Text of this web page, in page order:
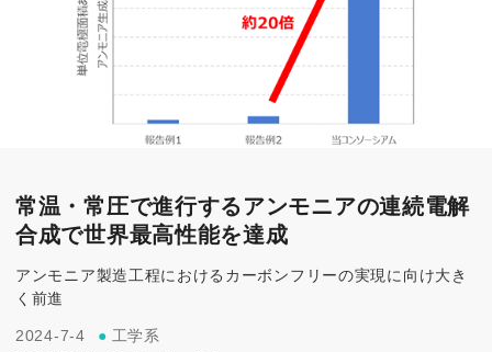
常温・常圧で進行するアンモニアの連続電解
合成で世界最高性能を達成
アンモニア製造工程におけるカーボンフリーの実現に向け大き
く前進
2024-7-4 ● 工学系